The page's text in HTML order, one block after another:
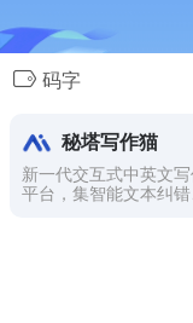
码字
秘塔写作猫
新一代交互式中英文
平台，集智能文本纠错